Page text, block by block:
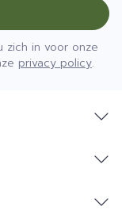
zich in voor onze
privacy policy.